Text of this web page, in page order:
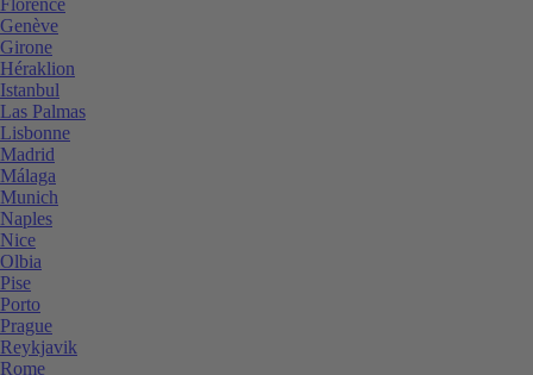
Genève
Girone
Héraklion
Istanbul
Las Palmas
Lisbonne
Madrid
Málaga
Munich
Naples
Nice
Olbia
Pise
Porto
Prague
Reykjavik
Rome